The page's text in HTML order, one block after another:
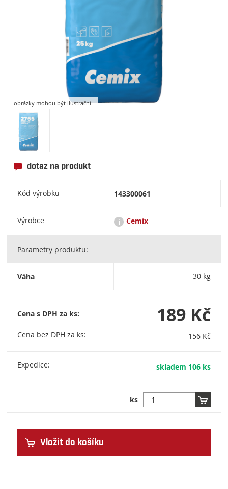
obrázky mohou být ilustrační
dotaz na produkt
Kód výrobku 143300061
Výrobce i Cemix
Cemix je společnost rakouské nadnárodní skupiny
keramických materiálů a surovin. LB Cemix, s.r.o. Sídlo
Parametry produktu:
Váha 30 kg
Cena s DPH za ks:
Cena bez DPH za ks:
189 Kč
156 Kč
Expedice: skladem 106 ks
ks
Vložit do košíku